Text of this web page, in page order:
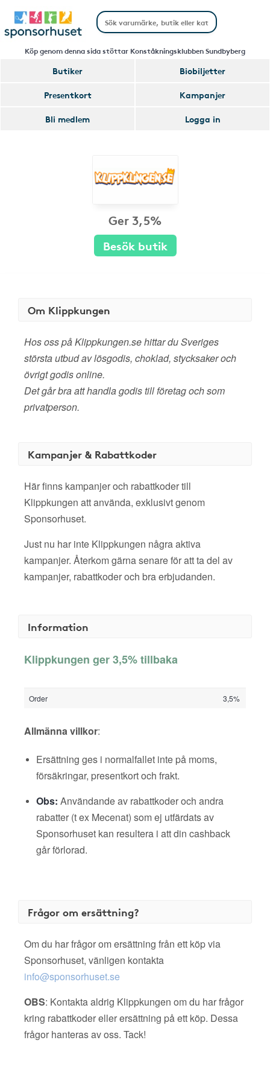
Köp genom denna sida stöttar Konståkningsklubben Sundbyberg
Butiker
Biobiljetter
Presentkort
Kampanjer
Bli medlem
Logga in
Ger 3,5%
Besök butik
Om Klippkungen
Hos oss på Klippkungen.se hittar du Sveriges
största utbud av lösgodis, choklad, stycksaker och
övrigt godis online.
Det går bra att handla godis till företag och som
privatperson.
Kampanjer & Rabattkoder
Här finns kampanjer och rabattkoder till
Klippkungen att använda, exklusivt genom
Sponsorhuset.
Just nu har inte Klippkungen några aktiva
kampanjer. Återkom gärna senare för att ta del av
kampanjer, rabattkoder och bra erbjudanden.
Information
Klippkungen ger 3,5% tillbaka
Order 3,5%
Allmänna villkor:
Ersättning ges i normalfallet inte på moms,
försäkringar, presentkort och frakt.
Obs: Användande av rabattkoder och andra
rabatter (t ex Mecenat) som ej utfärdats av
Sponsorhuset kan resultera i att din cashback
går förlorad.
Frågor om ersättning?
Om du har frågor om ersättning från ett köp via
Sponsorhuset, vänligen kontakta
info@sponsorhuset.se
OBS: Kontakta aldrig Klippkungen om du har frågor
kring rabattkoder eller ersättning på ett köp. Dessa
frågor hanteras av oss. Tack!